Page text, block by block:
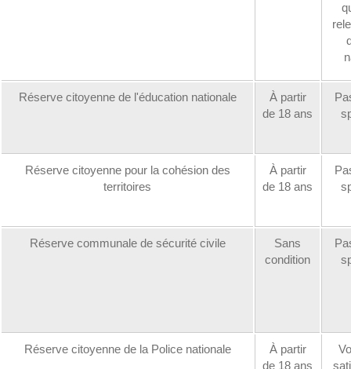
Réserve citoyenne de l'éducation nationale
À partir
de 18 ans
Réserve citoyenne pour la cohésion des
territoires
À partir
de 18 ans
Réserve communale de sécurité civile
Sans
condition
Réserve citoyenne de la Police nationale
À partir
de 18 ans